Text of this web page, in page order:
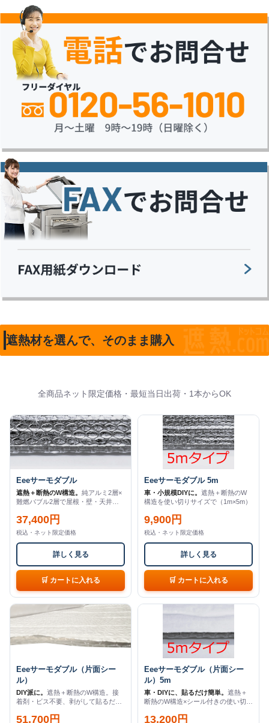
遮熱材を選んで、そのまま購入
全商品ネット限定価格・最短当日出荷・1本からOK
Eeeサーモダブル
遮熱＋断熱のW構造。 純アルミ2層×
難燃バブル2層で屋根・壁・天井に
37,400円
税込・ネット限定価格
詳しく見る
Eeeサーモダブル 5m
車・小規模DIYに。 遮熱＋断熱のW
構造を使い切りサイズで（1m×5m）
9,900円
税込・ネット限定価格
詳しく見る
Eeeサーモダブル（片面シー
ル）
DIY派に。 遮熱＋断熱のW構造。接
着剤・ビス不要、剥がして貼るだけ
51,700円
Eeeサーモダブル（片面シー
ル）5m
車・DIYに、貼るだけ簡単。 遮熱＋
断熱のW構造×シール付きの使い切り
13,200円